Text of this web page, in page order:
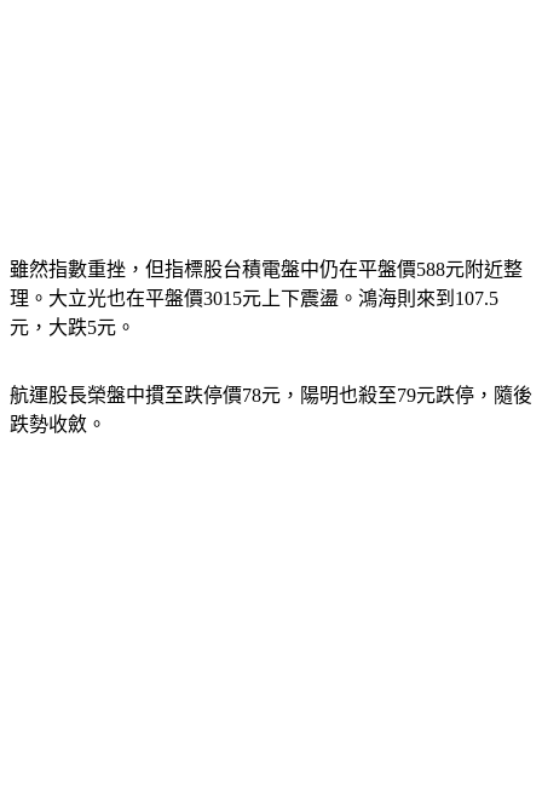
雖然指數重挫，但指標股台積電盤中仍在平盤價588元附近整
理。大立光也在平盤價3015元上下震盪。鴻海則來到107.5
元，大跌5元。
航運股長榮盤中摜至跌停價78元，陽明也殺至79元跌停，隨後
跌勢收斂。